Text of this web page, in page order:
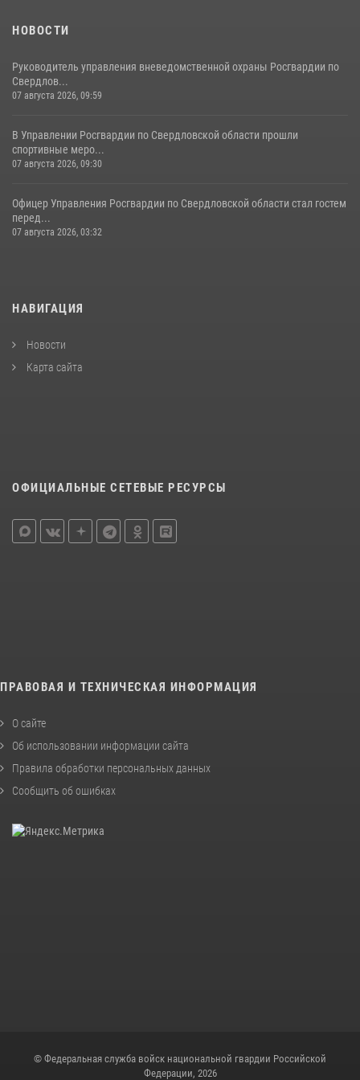
НОВОСТИ
Руководитель управления вневедомственной охраны Росгвардии по
Свердлов...
07 августа 2026, 09:59
В Управлении Росгвардии по Свердловской области прошли
спортивные меро...
07 августа 2026, 09:30
Офицер Управления Росгвардии по Свердловской области стал гостем
перед...
07 августа 2026, 03:32
НАВИГАЦИЯ
Новости
Карта сайта
ОФИЦИАЛЬНЫЕ СЕТЕВЫЕ РЕСУРСЫ
ПРАВОВАЯ И ТЕХНИЧЕСКАЯ ИНФОРМАЦИЯ
О сайте
Об использовании информации сайта
Правила обработки персональных данных
Сообщить об ошибках
© Федеральная служба войск национальной гвардии Российской
Федерации, 2026